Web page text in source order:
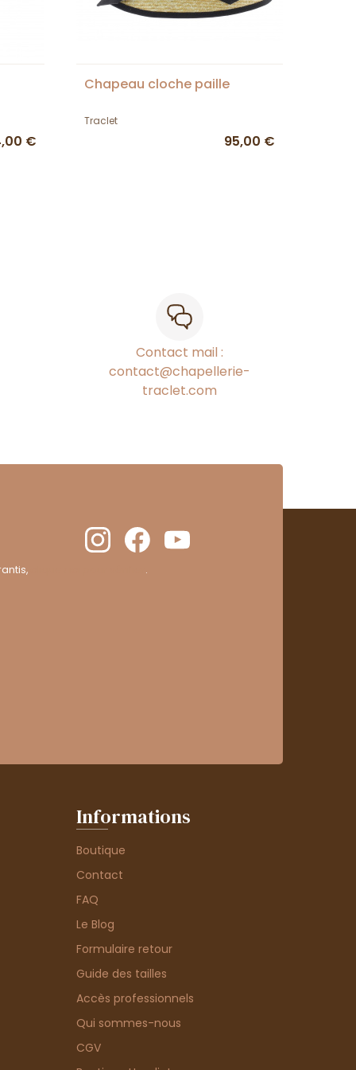
€
Chapeau cloche paille
Traclet
95,00 €
Contact mail :
contact@chapellerie-
traclet.com
.
Informations
Boutique
Contact
FAQ
Le Blog
Formulaire retour
Guide des tailles
Accès professionnels
Qui sommes-nous
CGV